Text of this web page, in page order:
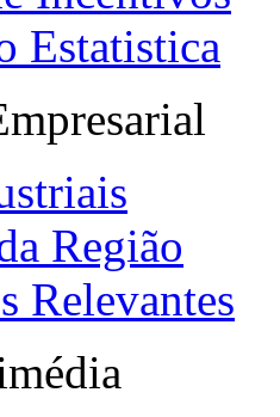
Estatistica
Região
Relevantes